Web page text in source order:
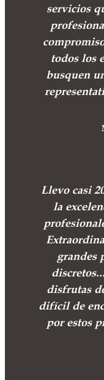
servicios
todos los
busquen
Llevo casi
la
grandes
disfrutas
difícil de
por estos